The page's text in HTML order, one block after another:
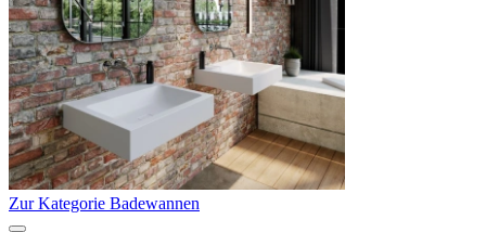
Zur Kategorie Badewannen